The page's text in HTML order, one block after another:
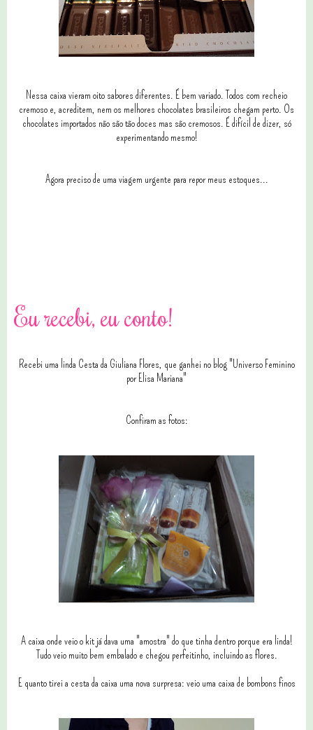
Nessa caixa vieram oito sabores diferentes. É bem variado. Todos com recheio
cremoso e, acreditem, nem os melhores chocolates brasileiros chegam perto. Os
chocolates importados não são tão doces mas são cremosos. É difícil de dizer, só
experimentando mesmo!
Agora preciso de uma viagem urgente para repor meus estoques...
Eu recebi, eu conto!
Recebi uma linda Cesta da Giuliana Flores, que ganhei no blog "Universo Feminino
por Elisa Mariana"
Confiram as fotos:
A caixa onde veio o kit já dava uma "amostra" do que tinha dentro porque era linda!
Tudo veio muito bem embalado e chegou perfeitinho, incluindo as flores.
E quanto tirei a cesta da caixa uma nova surpresa: veio uma caixa de bombons finos